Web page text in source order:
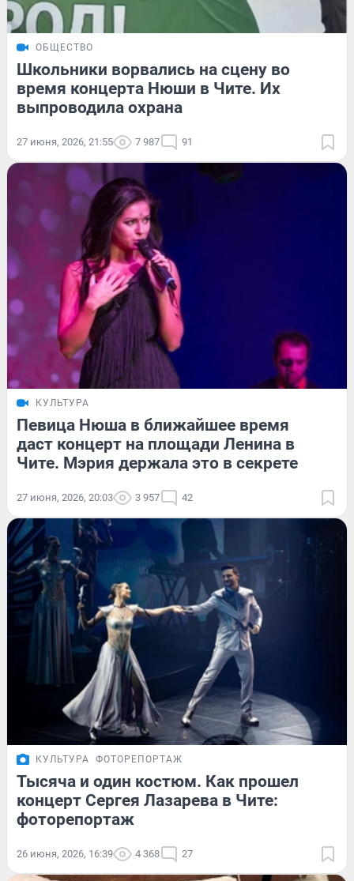
ОБЩЕСТВО
Школьники ворвались на сцену во
время концерта Нюши в Чите. Их
выпроводила охрана
27 июня, 2026, 21:55 7 987 91
КУЛЬТУРА
Певица Нюша в ближайшее время
даст концерт на площади Ленина в
Чите. Мэрия держала это в секрете
27 июня, 2026, 20:03 3 957 42
КУЛЬТУРА ФОТОРЕПОРТАЖ
Тысяча и один костюм. Как прошел
концерт Сергея Лазарева в Чите:
фоторепортаж
26 июня, 2026, 16:39 4 368 27